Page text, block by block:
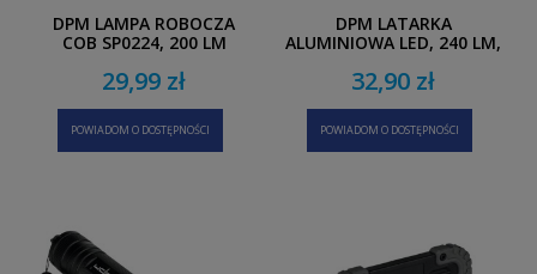
DPM LAMPA ROBOCZA
COB SP0224, 200 LM
29,99 zł
POWIADOM O DOSTĘPNOŚCI
DPM LATARKA
ALUMINIOWA LED, 240 LM,
32,90 zł
POWIADOM O DOSTĘPNOŚCI